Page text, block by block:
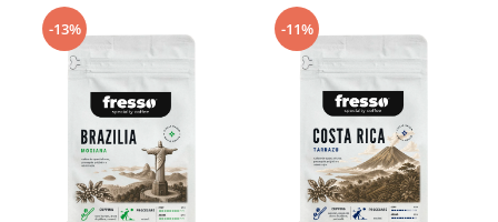
Aromă: 7.5
Corpolență: 9
Prăjire: 8
After taste: 8
Aciditate: 8
Aceastăcafea boabe de specialitateeste
disponibilă în variantele de
proaspăt prăjită,
-13% -11%